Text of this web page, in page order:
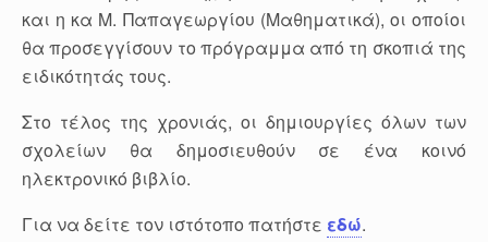
και η κα Μ. Παπαγεωργίου (Μαθηματικά), οι οποίοι
θα προσεγγίσουν το πρόγραμμα από τη σκοπιά της
ειδικότητάς τους.
Στο τέλος της χρονιάς, οι δημιουργίες όλων των
σχολείων θα δημοσιευθούν σε ένα κοινό
ηλεκτρονικό βιβλίο.
Για να δείτε τον ιστότοπο πατήστε εδώ.